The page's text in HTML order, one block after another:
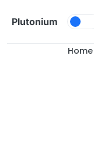
Plutonium
Home